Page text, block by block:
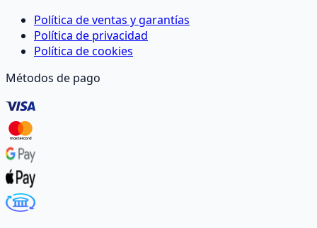
Política de ventas y garantías
Política de privacidad
Política de cookies
Métodos de pago